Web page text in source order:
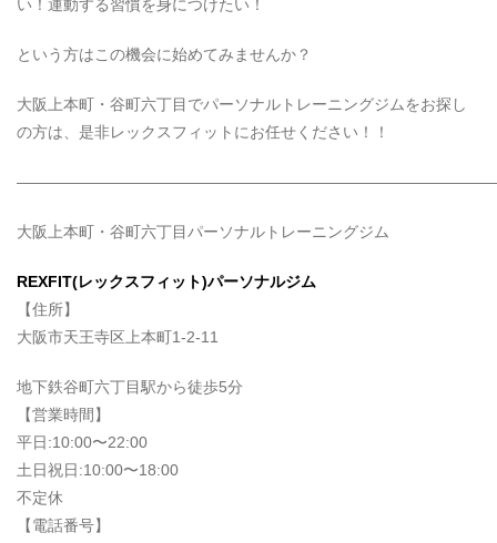
い！運動する習慣を身につけたい！
という方はこの機会に始めてみませんか？
大阪上本町・谷町六丁目でパーソナルトレーニングジムをお探し
の方は、是非レックスフィットにお任せください！！
大阪上本町・谷町六丁目パーソナルトレーニングジム
REXFIT(レックスフィット)パーソナルジム
【住所】
大阪市天王寺区上本町1-2-11
地下鉄谷町六丁目駅から徒歩5分
【営業時間】
平日:10:00〜22:00
土日祝日:10:00〜18:00
不定休
【電話番号】